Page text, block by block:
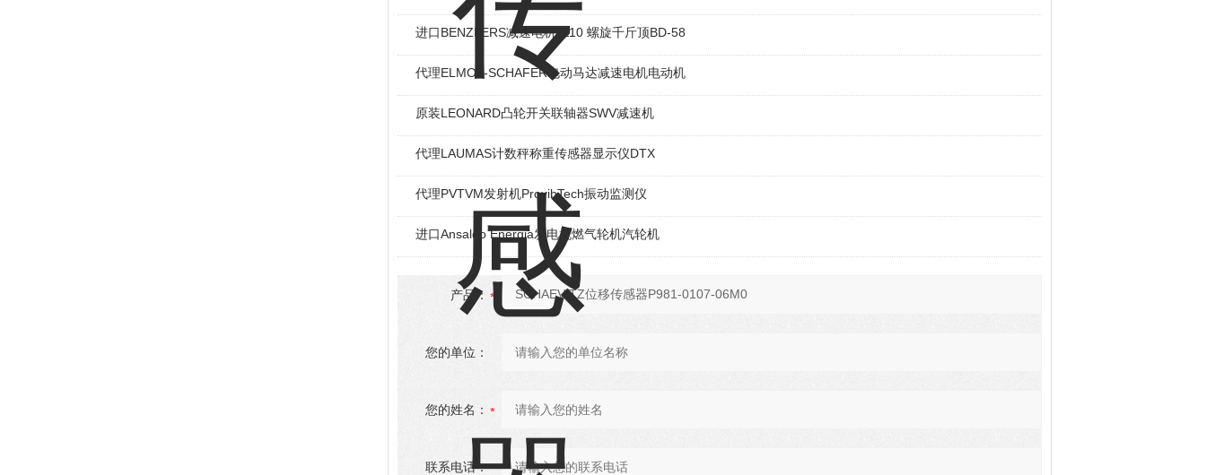
进口BENZLERS减速电机J110 螺旋千斤顶BD-58
代理ELMOT-SCHAFER电动马达减速电机电动机
原装LEONARD凸轮开关联轴器‌SWV减速机
代理LAUMAS计数秤称重传感器显示仪DTX
代理PVTVM发射机ProvibTech振动监测仪
进口Ansaldo Energia发电机燃气轮机汽轮机
产品：
您的单位：
您的姓名：
联系电话：